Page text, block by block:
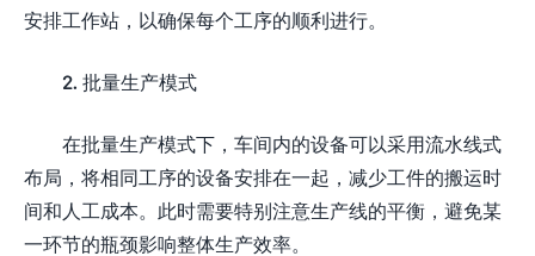
安排工作站，以确保每个工序的顺利进行。
2. 批量生产模式
在批量生产模式下，车间内的设备可以采用流水线式
布局，将相同工序的设备安排在一起，减少工件的搬运时
间和人工成本。此时需要特别注意生产线的平衡，避免某
一环节的瓶颈影响整体生产效率。